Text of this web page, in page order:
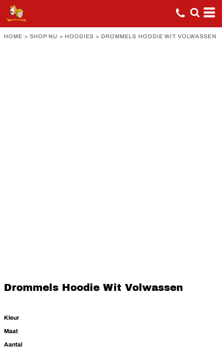
HOME > SHOP NU > HOODIES > DROMMELS HOODIE WIT VOLWASSEN
Drommels Hoodie Wit Volwassen
Kleur
Maat
Aantal